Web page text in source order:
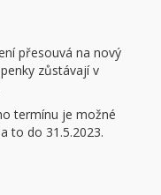
přesouvá na nový
zůstávají v
termínu je možné
to do 31.5.2023.